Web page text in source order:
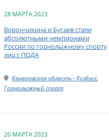
28 МАРТА 2023
Ворончихина и Бугаев стали
абсолютными чемпионами
России по горнолыжному спорту
лиц с ПОДА
Кемеровская область - Кузбасс,
Горнолыжный спорт
20 МАРТА 2023